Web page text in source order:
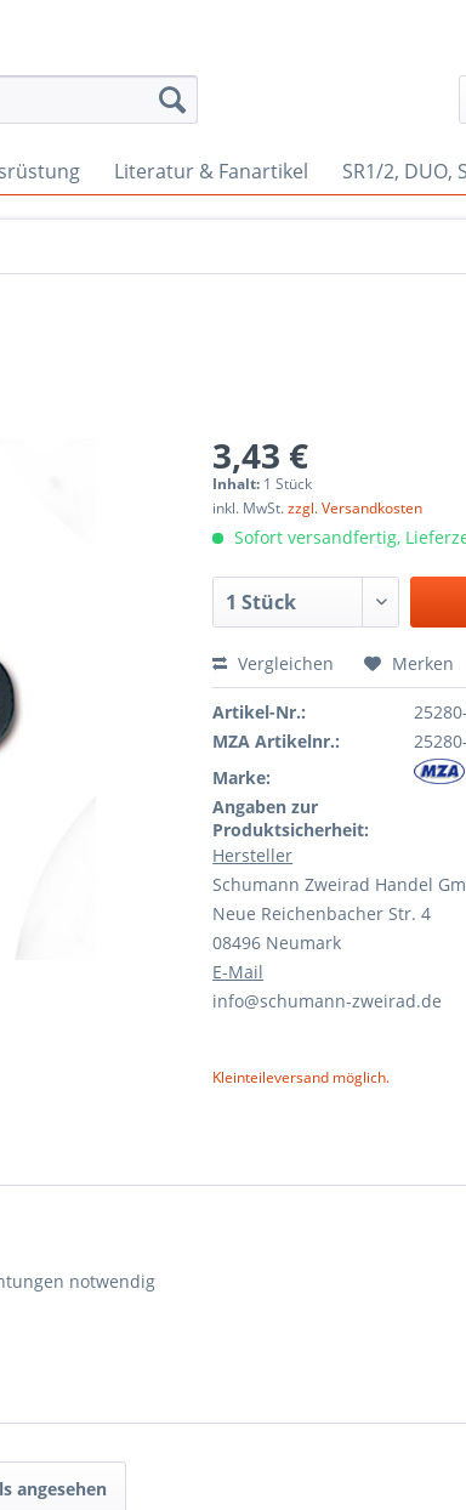
Literatur & Fanartikel SR1/2, DUO,
3,43 €
Inhalt: 1 Stück
inkl. MwSt.zzgl. Versandkosten
Sofort versandfertig,
Vergleichen Merken
Artikel-Nr.:
MZA Artikelnr.:
Marke:
Angaben zur
Produktsicherheit:
Hersteller
Schumann Zweirad Handel
Neue Reichenbacher Str. 4
08496 Neumark
E-Mail
info@schumann-zweirad.de
Kleinteileversand möglich.
notwendig
angesehen